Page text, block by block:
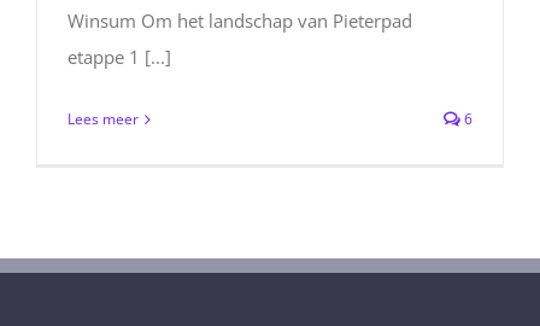
Winsum Om het landschap van Pieterpad
etappe 1 [...]
Lees meer 6